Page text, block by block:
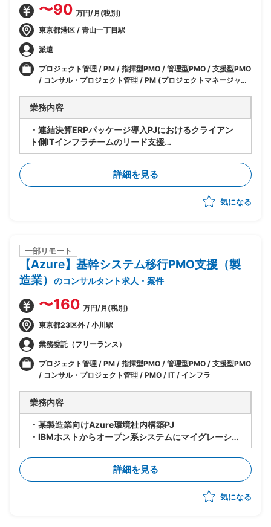
〜90 万円/月(税別)
東京都港区 / 青山一丁目駅
派遣
プロジェクト管理 / PM / 指揮型PMO / 管理型PMO / 支援型PMO
/ コンサル・プロジェクト管理 / PM (プロジェクトマネージャー)
/ 運用/監視担当 / 業務 / 会計/経理
業務内容
・連結決算ERPパッケージ導入PJにおけるクライアン
ト側ITインフラチームのリード支援
・チームのスケジュール、課題、リソース管理
・非機能要件の成果物レビューおよび承認
・ユーザーテスト等のユーザ側との要件整合調整および
課題解決
・海外拠点の他システムとの要件整合および決定サポー
詳細を見る
気になる
一部リモート
【Azure】基幹システム移行PMO支援（製
造業）
のコンサルタント求人・案件
〜160 万円/月(税別)
東京都23区外 / 小川駅
業務委託（フリーランス）
プロジェクト管理 / PM / 指揮型PMO / 管理型PMO / 支援型PMO
/ コンサル・プロジェクト管理 / PMO / IT / インフラ
業務内容
・某製造業向けAzure環境社内構築PJ
・IBMホストからオープン系システムにマイグレーショ
ンするPJの社内基盤側のPMO
・某製造業様本体のPJオーナーの横でAzureの知見を
駆使したPMO支援を実施
・ベンダーコントロール
詳細を見る
気になる